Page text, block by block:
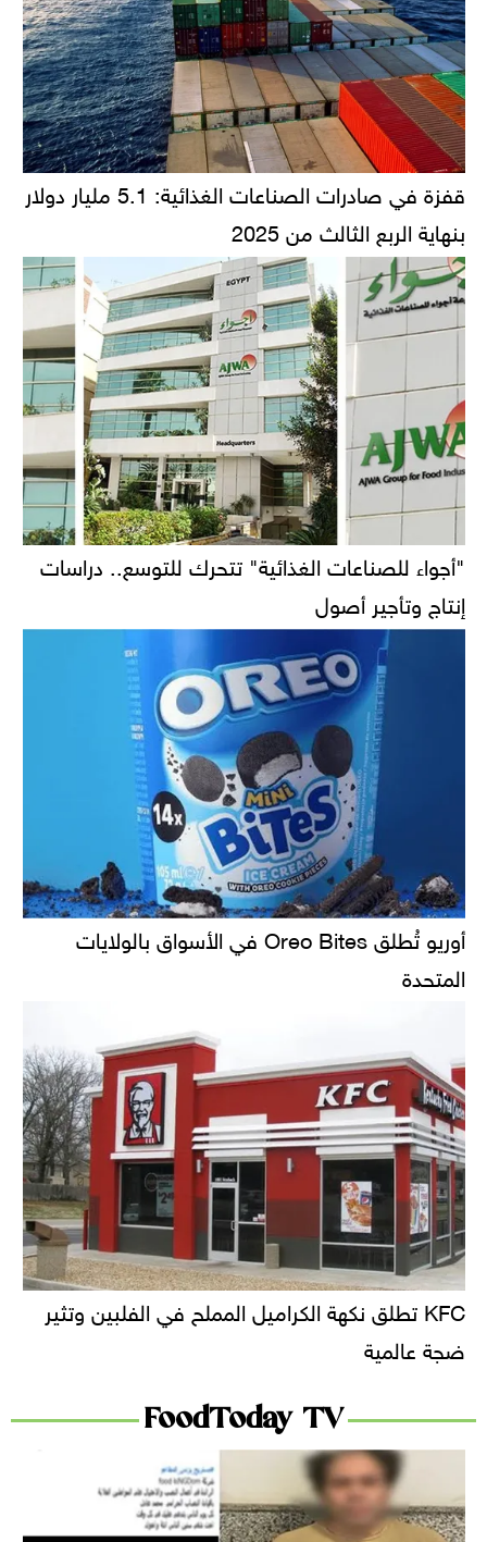
قفزة في صادرات الصناعات الغذائية: 5.1 مليار دولار
بنهاية الربع الثالث من 2025
"أجواء للصناعات الغذائية" تتحرك للتوسع.. دراسات
إنتاج وتأجير أصول
أوريو تُطلق Oreo Bites في الأسواق بالولايات
المتحدة
KFC تطلق نكهة الكراميل المملح في الفلبين وتثير
ضجة عالمية
FoodToday TV